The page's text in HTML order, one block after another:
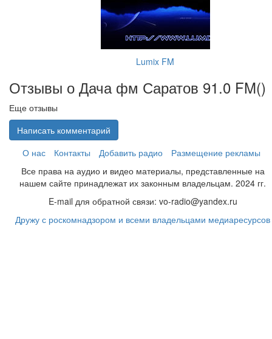
Lumix FM
Отзывы о Дача фм Саратов 91.0 FM()
Еще отзывы
Написать комментарий
О нас
Контакты Добавить радио
Размещение рекламы
Все права на аудио и видео материалы, представленные на
нашем сайте принадлежат их законным владельцам. 2024 гг.
E-mail для обратной связи: vo-radio@yandex.ru
Дружу с роскомнадзором и всеми владельцами медиаресурсов